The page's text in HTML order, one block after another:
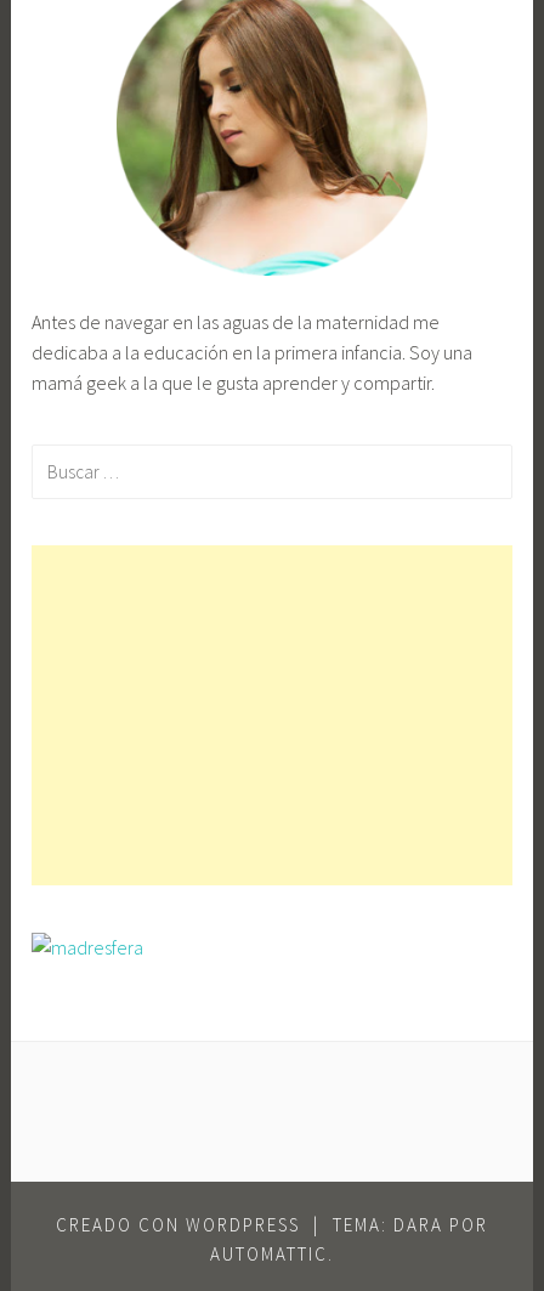
Antes de navegar en las aguas de la maternidad me
dedicaba a la educación en la primera infancia. Soy una
mamá geek a la que le gusta aprender y compartir.
CREADO CON WORDPRESS |
TEMA: DARA POR
AUTOMATTIC .